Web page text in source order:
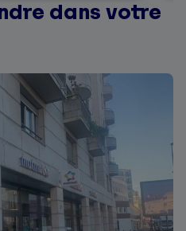
dans votre